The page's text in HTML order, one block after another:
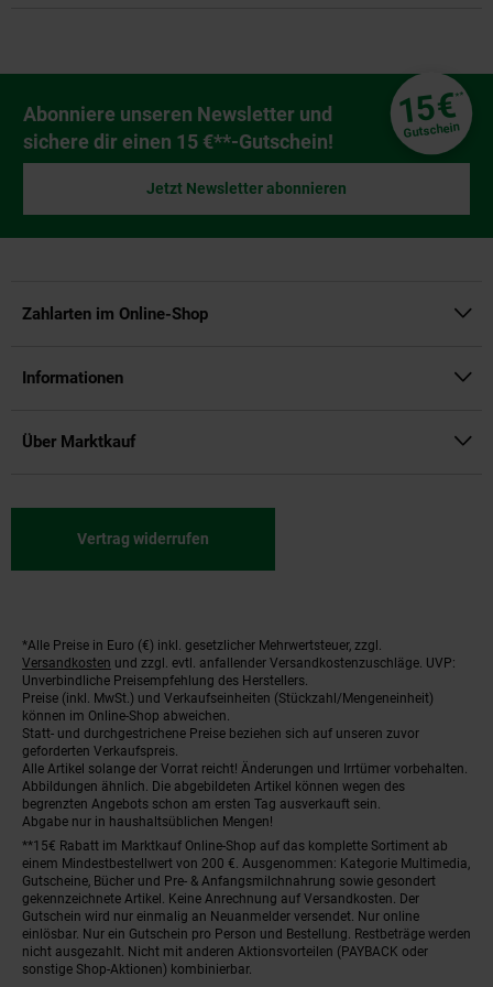
Newsletter Anmeldung
Abonniere unseren Newsletter und
sichere dir einen 15 €**-Gutschein!
15€**
Gutschein
Jetzt Newsletter abonnieren
Zahlarten im Online-Shop
Informationen
Über Marktkauf
Vertrag widerrufen
Fußnoten
*Alle Preise in Euro (€) inkl. gesetzlicher Mehrwertsteuer, zzgl.
Versandkosten und zzgl. evtl. anfallender Versandkostenzuschläge. UVP:
Unverbindliche Preisempfehlung des Herstellers.
Preise (inkl. MwSt.) und Verkaufseinheiten (Stückzahl/Mengeneinheit)
können im Online-Shop abweichen.
Statt- und durchgestrichene Preise beziehen sich auf unseren zuvor
geforderten Verkaufspreis.
Alle Artikel solange der Vorrat reicht! Änderungen und Irrtümer vorbehalten.
Abbildungen ähnlich. Die abgebildeten Artikel können wegen des
begrenzten Angebots schon am ersten Tag ausverkauft sein.
Abgabe nur in haushaltsüblichen Mengen!
**15€ Rabatt im Marktkauf Online-Shop auf das komplette Sortiment ab
einem Mindestbestellwert von 200 €. Ausgenommen: Kategorie Multimedia,
Gutscheine, Bücher und Pre- & Anfangsmilchnahrung sowie gesondert
gekennzeichnete Artikel. Keine Anrechnung auf Versandkosten. Der
Gutschein wird nur einmalig an Neuanmelder versendet. Nur online
einlösbar. Nur ein Gutschein pro Person und Bestellung. Restbeträge werden
nicht ausgezahlt. Nicht mit anderen Aktionsvorteilen (PAYBACK oder
sonstige Shop-Aktionen) kombinierbar.